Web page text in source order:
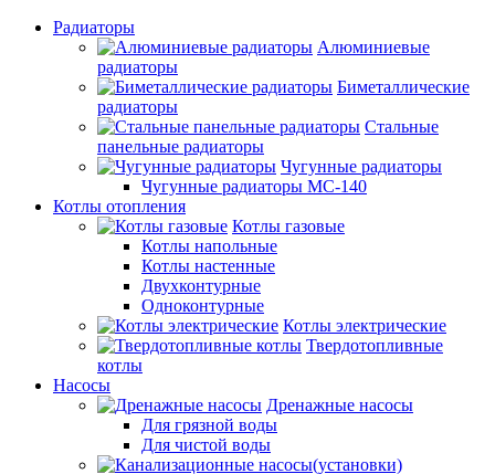
Радиаторы
Алюминиевые
радиаторы
Биметаллические
радиаторы
Стальные
панельные радиаторы
Чугунные радиаторы
Чугунные радиаторы МС-140
Котлы отопления
Котлы газовые
Котлы напольные
Котлы настенные
Двухконтурные
Одноконтурные
Котлы электрические
Твердотопливные
котлы
Насосы
Дренажные насосы
Для грязной воды
Для чистой воды